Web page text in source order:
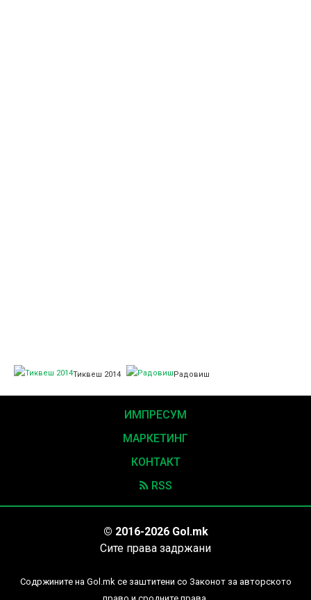
Тиквеш 2014 Радовиш
ИМПРЕСУМ
МАРКЕТИНГ
КОНТАКТ
RSS
© 2016-2026 Gol.mk
Сите права задржани
Содржините на Gol.mk се заштитени со Законот за авторското